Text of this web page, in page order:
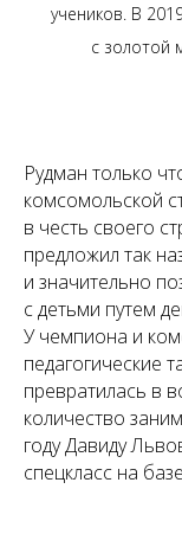
учеников. В
с золотой
Рудман только
комсомольской
в честь своего
предложил так
и значительно
с детьми путем
У чемпиона и
педагогические
превратилась в
количество
году Давиду
спецкласс на